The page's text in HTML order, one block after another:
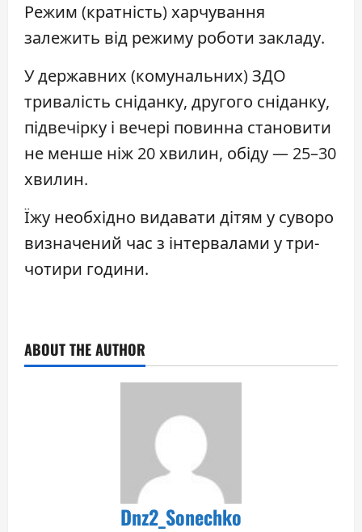
Режим (кратність) харчування
залежить від режиму роботи закладу.
У державних (комунальних) ЗДО
тривалість сніданку, другого сніданку,
підвечірку і вечері повинна становити
не менше ніж 20 хвилин, обіду — 25–30
хвилин.
Їжу необхідно видавати дітям у суворо
визначений час з інтервалами у три-
чотири години.
ABOUT THE AUTHOR
Dnz2_Sonechko